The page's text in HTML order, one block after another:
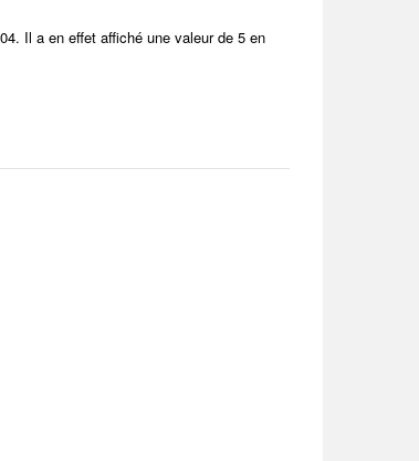
Il a en effet affiché une valeur de 5 en